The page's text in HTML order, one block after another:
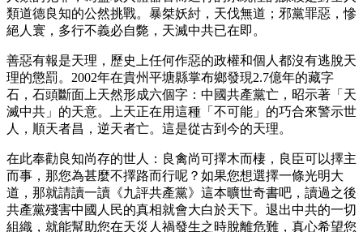
類道德良知的公然挑戰。暴桀妖紂，天伐無道；邪黨罪惡，慘
絕人寰，多行不義必自斃，天滅中共已在即。
善惡有報是天理，歷史上任何作惡的政權和個人都沒有逃脫天
理的懲罰。2002年在貴州平塘縣掌布鄉發現2.7億年的藏字
石，石頭斷面上天然形成六個字：中國共產黨亡，昭示著「天
滅中共」的天意。上天正在用這種「不可能」的巧合來警示世
人，順天者昌，逆天者亡。這是從古到今的天理。
在此奉勸良知尚存的世人：良禽尚可擇木而棲，良臣可以擇主
而事，那您為甚麼不擇路而行呢？如果您想選擇一條光明大
道，那就請讀一讀《九評共產黨》這本曠世奇書吧，讀過之後
共產黨殘害中國人民的真相就會大白於天下。退出中共的一切
組織，就能幫助您在天災人禍發生之時脫離危難，真心希望您